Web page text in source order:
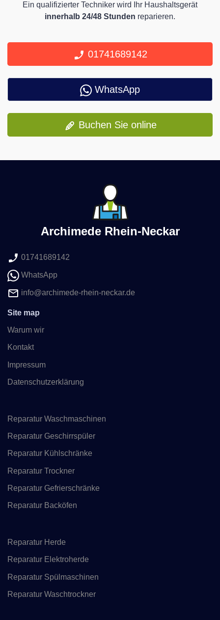
Ein qualifizierter Techniker wird Ihr Haushaltsgerät
innerhalb 24/48 Stunden reparieren.
01741689142
WhatsApp
Buchen Sie online
Archimede Rhein-Neckar
01741689142
WhatsApp
info@archimede-rhein-neckar.de
Site map
Warum wir
Kontakt
Impressum
Datenschutzerklärung
Reparatur Waschmaschinen
Reparatur Geschirrspüler
Reparatur Kühlschränke
Reparatur Trockner
Reparatur Gefrierschränke
Reparatur Backöfen
Reparatur Herde
Reparatur Elektroherde
Reparatur Spülmaschinen
Reparatur Waschtrockner